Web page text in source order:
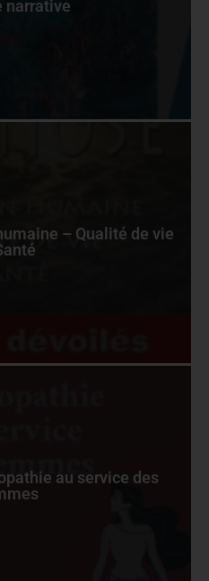
narrative
– Qualité de vie
au service des